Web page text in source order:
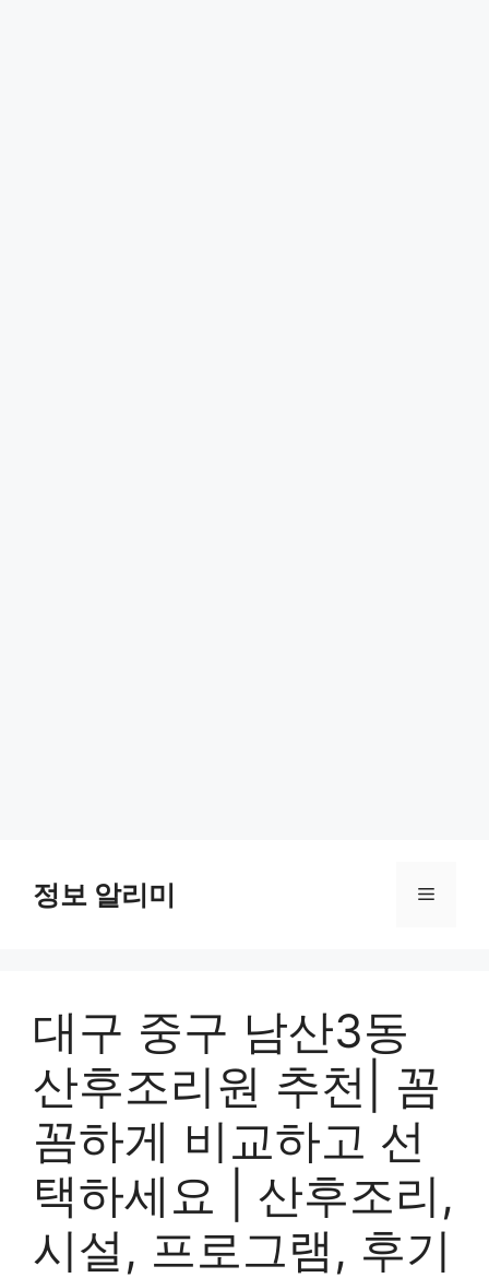
content정보 알리미 Menu
대구 중구 남산3동
산후조리원 추천| 꼼
꼼하게 비교하고 선
택하세요 | 산후조리,
시설, 프로그램, 후기